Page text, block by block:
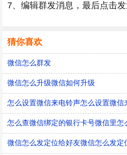
7、编辑群发消息，最后点击发
猜你喜欢
微信怎么群发
微信怎么升级微信如何升级